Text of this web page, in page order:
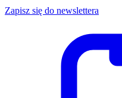
Zapisz się do newslettera